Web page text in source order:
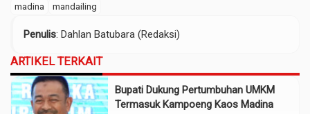
madina
mandailing
Penulis: Dahlan Batubara (Redaksi)
ARTIKEL TERKAIT
Bupati Dukung Pertumbuhan UMKM
Termasuk Kampoeng Kaos Madina